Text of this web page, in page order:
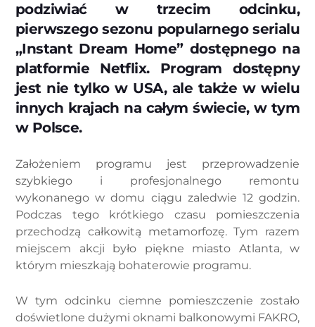
podziwiać w trzecim odcinku,
pierwszego sezonu popularnego serialu
„Instant Dream Home” dostępnego na
platformie Netflix. Program dostępny
jest nie tylko w USA, ale także w wielu
innych krajach na całym świecie, w tym
w Polsce.
Założeniem programu jest przeprowadzenie
szybkiego i profesjonalnego remontu
wykonanego w domu ciągu zaledwie 12 godzin.
Podczas tego krótkiego czasu pomieszczenia
przechodzą całkowitą metamorfozę. Tym razem
miejscem akcji było piękne miasto Atlanta, w
którym mieszkają bohaterowie programu.
W tym odcinku ciemne pomieszczenie zostało
doświetlone dużymi oknami balkonowymi FAKRO,